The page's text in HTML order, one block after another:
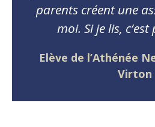
parents créent une
moi. Si je lis,
Elève de l’Athénée
Virton